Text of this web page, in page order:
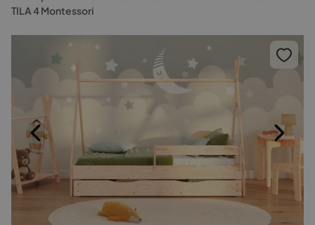
options
être
page
produit
TILA 4 Montessori